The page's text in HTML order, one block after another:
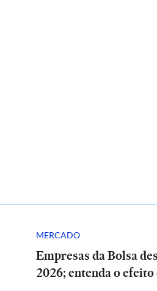
MERCADO
Empresas da Bolsa
2026; entenda o